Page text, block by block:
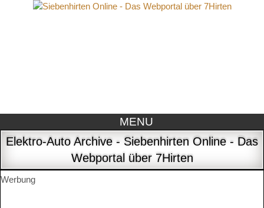
MENU
Elektro-Auto Archive - Siebenhirten Online - Das
Webportal über 7Hirten
Werbung